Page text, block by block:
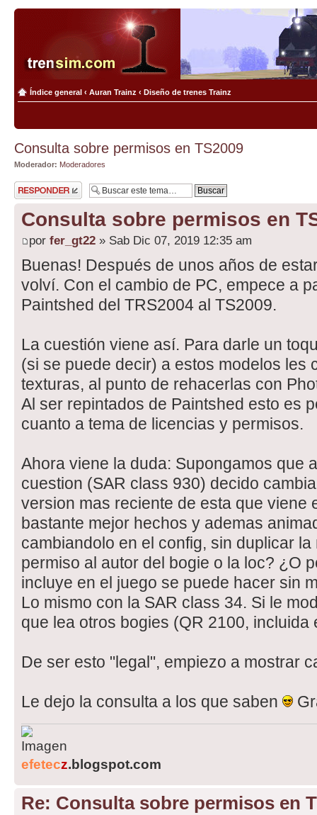
Índice general ‹ Auran Trainz ‹ Diseño de trenes Trainz
Consulta sobre permisos en TS2009
Moderador: Moderadores
Publicar una
respuesta
Consulta sobre permisos en
por fer_gt22 » Sab Dic 07, 2019 12:35 am
Buenas! Después de unos años de
volví. Con el cambio de PC, empece a
Paintshed del TRS2004 al TS2009.
La cuestión viene así. Para darle un
(si se puede decir) a estos modelos les
texturas, al punto de rehacerlas con
Al ser repintados de Paintshed esto es
cuanto a tema de licencias y permisos.
Ahora viene la duda: Supongamos que
cuestion (SAR class 930) decido
version mas reciente de esta que viene
bastante mejor hechos y ademas
cambiandolo en el config, sin duplicar
permiso al autor del bogie o la loc? ¿O
incluye en el juego se puede hacer sin
Lo mismo con la SAR class 34. Si le
que lea otros bogies (QR 2100, incluida
De ser esto "legal", empiezo a mostrar
Le dejo la consulta a los que saben
efetecz.blogspot.com
Re: Consulta sobre permisos en